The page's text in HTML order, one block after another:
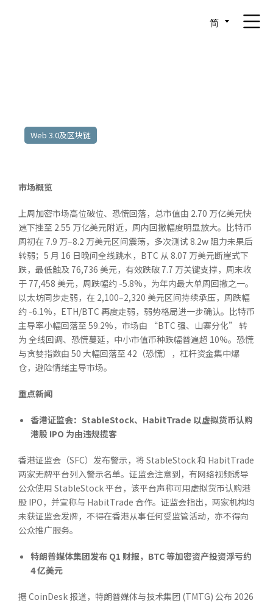
简
Web 3.0及区块链
市场概览
上周加密市场高位破位、恐慌回落，总市值由 2.70 万亿美元快
速下挫至 2.55 万亿美元附近，周内回撤幅度明显放大。比特币
周初在 7.9 万–8.2 万美元区间震荡，多次测试 8.2w 阻力未果后
转弱；5 月 16 日晚间全线跳水，BTC 从 8.07 万美元断崖式下
跌，最低触及 76,736 美元，有效跌破 7.7 万关键支撑，周末收
于 77,458 美元，周跌幅约 -5.8%，为年内最大单周回撤之一。
以太坊同步走弱，在 2,100–2,320 美元区间持续承压，周跌幅
约 -6.1%，ETH/BTC 再度走弱，弱势格局进一步确认。比特币
主导率小幅回落至 59.2%，市场由 “BTC 强、山寨分化” 转
为 全线回调、恐慌蔓延，中小市值币种跌幅普遍超 10%。恐慌
与贪婪指数由 50 大幅回落至 42（恐慌），杠杆资金集中爆
仓，避险情绪主导市场。
重点新闻
香港证监会：StableStock、HabitTrade 以虚拟货币认购
港股 IPO 为由违规揽客
香港证监会（SFC）发布警示，将 StableStock 和 HabitTrade
两家无牌平台列入警示名单。证监会注意到，有网络视频诱导
公众使用 StableStock 平台，该平台声称可用虚拟货币认购港
股 IPO，并宣称与 HabitTrade 合作。证监会指出，两家机构均
未获证监会发牌，不得在香港从事任何受监管活动，亦不得向
公众推广服务。
特朗普媒体集团发布 Q1 财报， BTC等加密资产投资浮亏约
4亿美元
据 CoinDesk 报道，特朗普媒体与技术集团 (TMTG) 公布 2026